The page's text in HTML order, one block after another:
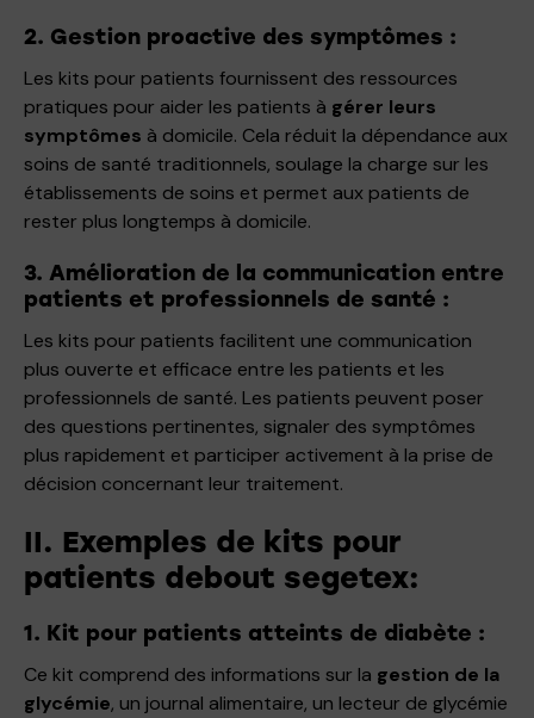
2. Gestion proactive des symptômes :
Les kits pour patients fournissent des ressources
pratiques pour aider les patients à gérer leurs
symptômes à domicile. Cela réduit la dépendance aux
soins de santé traditionnels, soulage la charge sur les
établissements de soins et permet aux patients de
rester plus longtemps à domicile.
3. Amélioration de la communication entre
patients et professionnels de santé :
Les kits pour patients facilitent une communication
plus ouverte et efficace entre les patients et les
professionnels de santé. Les patients peuvent poser
des questions pertinentes, signaler des symptômes
plus rapidement et participer activement à la prise de
décision concernant leur traitement.
II. Exemples de kits pour
patients debout segetex:
1. Kit pour patients atteints de diabète :
Ce kit comprend des informations sur la gestion de la
glycémie, un journal alimentaire, un lecteur de glycémie